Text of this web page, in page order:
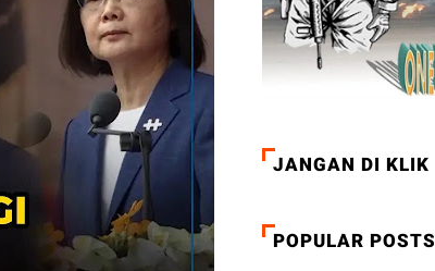
JANGAN DI KLIK
POPULAR POSTS